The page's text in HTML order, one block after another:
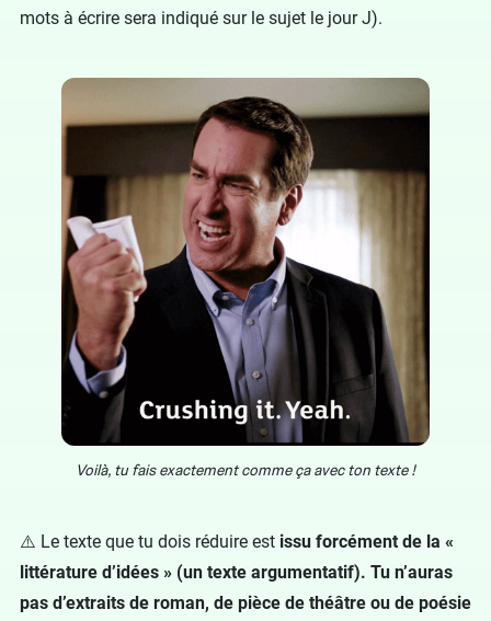
mots à écrire sera indiqué sur le sujet le jour J).
Voilà, tu fais exactement comme ça avec ton texte !
⚠️ Le texte que tu dois réduire est issu forcément de la «
littérature d’idées » (un texte argumentatif). Tu n’auras
pas d’extraits de roman, de pièce de théâtre ou de poésie